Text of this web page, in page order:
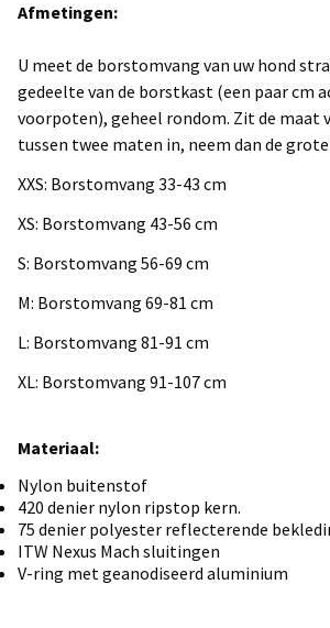
Afmetingen:
U meet de borstomvang van uw hond
gedeelte van de borstkast (een paar cm
voorpoten), geheel rondom. Zit de maat
tussen twee maten in, neem dan de
XXS: Borstomvang 33-43 cm
XS: Borstomvang 43-56 cm
S: Borstomvang 56-69 cm
M: Borstomvang 69-81 cm
L: Borstomvang 81-91 cm
XL: Borstomvang 91-107 cm
Materiaal:
Nylon buitenstof
420 denier nylon ripstop kern.
75 denier polyester reflecterende
ITW Nexus Mach sluitingen
V-ring met geanodiseerd aluminium